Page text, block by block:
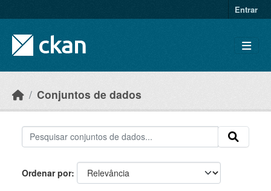
Entrar
Conjuntos de dados
Ordenar por